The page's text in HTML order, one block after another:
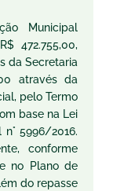
Municipal
472.755,00,
da Secretaria
através da
pelo Termo
base na Lei
5996/2016.
conforme
no Plano de
do repasse